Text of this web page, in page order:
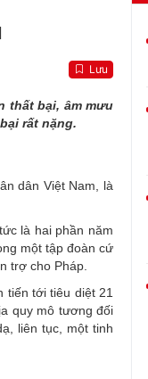
Lưu
thất bại, âm mưu
rất nặng.
dân Việt Nam, là
là hai phần năm
một tập đoàn cứ
trợ cho Pháp.
tiến tới tiêu diệt 21
quy mô tương đối
liên tục, một tinh